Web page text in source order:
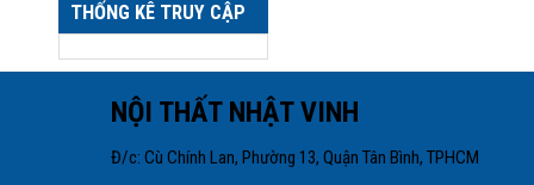
THỐNG KÊ TRUY CẬP
NỘI THẤT NHẬT VINH
Đ/c: Cù Chính Lan, Phường 13, Quận Tân